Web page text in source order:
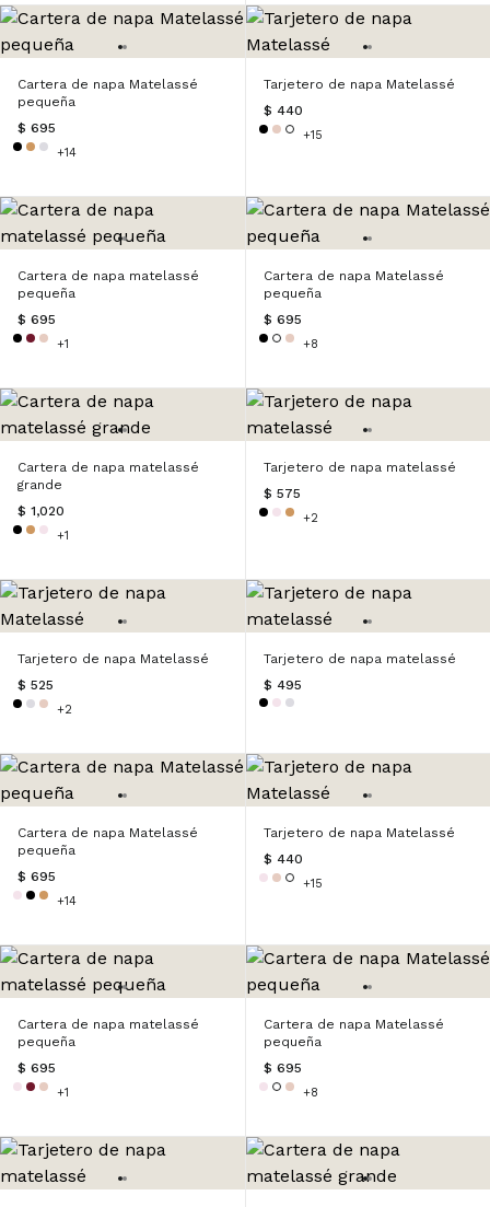
Cartera de napa Matelassé
pequeña
$ 695
+14
Tarjetero de napa Matelassé
$ 440
+15
Cartera de napa matelassé
pequeña
$ 695
+1
Cartera de napa Matelassé
pequeña
$ 695
+8
Cartera de napa matelassé
grande
$ 1,020
+1
Tarjetero de napa matelassé
$ 575
+2
Tarjetero de napa Matelassé
$ 525
+2
Tarjetero de napa matelassé
$ 495
Cartera de napa Matelassé
pequeña
$ 695
+14
Tarjetero de napa Matelassé
$ 440
+15
Cartera de napa matelassé
pequeña
$ 695
+1
Cartera de napa Matelassé
pequeña
$ 695
+8